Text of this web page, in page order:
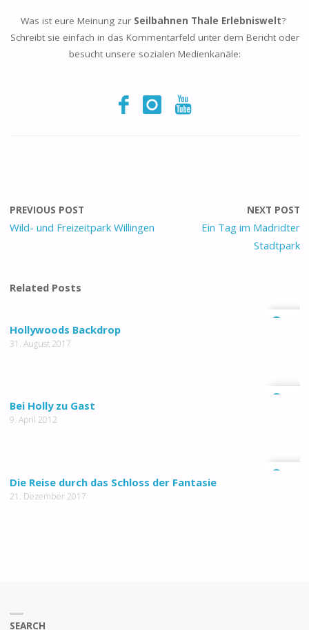
Was ist eure Meinung zur Seilbahnen Thale Erlebniswelt?
Schreibt sie einfach in das Kommentarfeld unter dem Bericht oder
besucht unsere sozialen Medienkanäle:
PREVIOUS POST
Wild- und Freizeitpark Willingen
NEXT POST
Ein Tag im Madridter
Stadtpark
Related Posts
Hollywoods Backdrop
31. August 2017
Bei Holly zu Gast
9. April 2012
Die Reise durch das Schloss der Fantasie
21. Dezember 2017
SEARCH